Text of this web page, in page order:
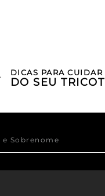
DICAS PARA CUIDAR
DO SEU TRICOT